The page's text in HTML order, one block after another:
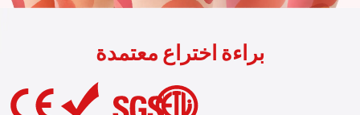
براءة اختراع معتمدة